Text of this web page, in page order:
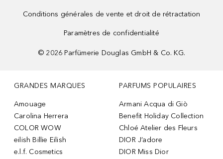
Conditions générales de vente et droit de rétractation
Paramètres de confidentialité
© 2026 Parfümerie Douglas GmbH & Co. KG.
GRANDES MARQUES
Amouage
Carolina Herrera
COLOR WOW
eilish Billie Eilish
e.l.f. Cosmetics
PARFUMS POPULAIRES
Armani Acqua di Giò
Benefit Holiday Collection
Chloé Atelier des Fleurs
DIOR J’adore
DIOR Miss Dior